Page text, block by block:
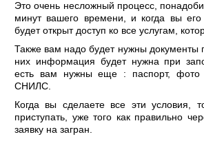
Это очень несложный процесс,
минут вашего времени, и когда вы
будет открыт доступ ко все услугам,
Также вам надо будет нужны документы
них информация будет нужна при
есть вам нужны еще : паспорт, фото
СНИЛС.
Когда вы сделаете все эти условия,
приступать, уже того как правильно
заявку на загран.